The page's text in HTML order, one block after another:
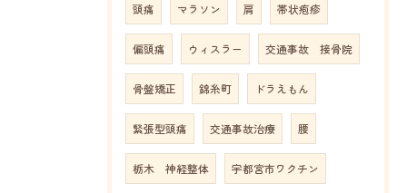
頭痛 マラソン 肩 帯状疱疹
偏頭痛 ウィスラー 交通事故 接骨院
骨盤矯正 錦糸町 ドラえもん
緊張型頭痛 交通事故治療 腰
栃木 神経整体 宇都宮市ワクチン